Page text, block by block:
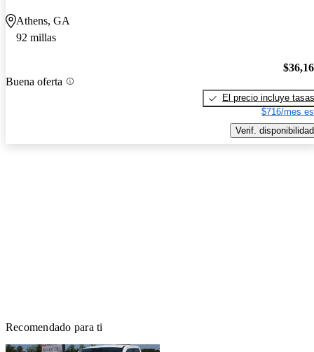
Athens, GA
92 millas
Buena oferta
El precio incluye tasas
$716/mes
Verif. disponibilidad
Recomendado para ti